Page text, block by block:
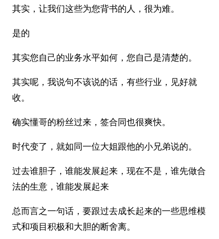
其实，让我们这些为您背书的人，很为难。
是的
其实您自己的业务水平如何，您自己是清楚的。
其实呢，我说句不该说的话，有些行业，见好就
收。
确实懂哥的粉丝过来，签合同也很爽快。
时代变了，就如同一位大姐跟他的小兄弟说的。
过去谁胆子，谁能发展起来，现在不是，谁先做合
法的生意，谁能发展起来
总而言之一句话，要跟过去成长起来的一些思维模
式和项目积极和大胆的断舍离。